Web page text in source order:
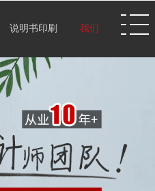
说明书印刷 我们